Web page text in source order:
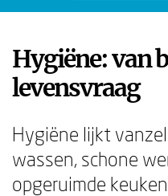
Hygiëne: van
levensvraag
Hygiëne lijkt
wassen, schone
opgeruimde